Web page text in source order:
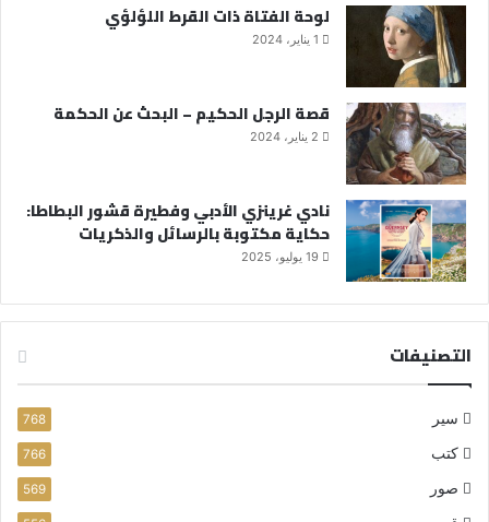
لوحة الفتاة ذات القرط اللؤلؤي
1 يناير، 2024
قصة الرجل الحكيم – البحث عن الحكمة
2 يناير، 2024
نادي غرينزي الأدبي وفطيرة قشور البطاطا:
حكاية مكتوبة بالرسائل والذكريات
19 يوليو، 2025
التصنيفات
سير 768
كتب 766
صور 569